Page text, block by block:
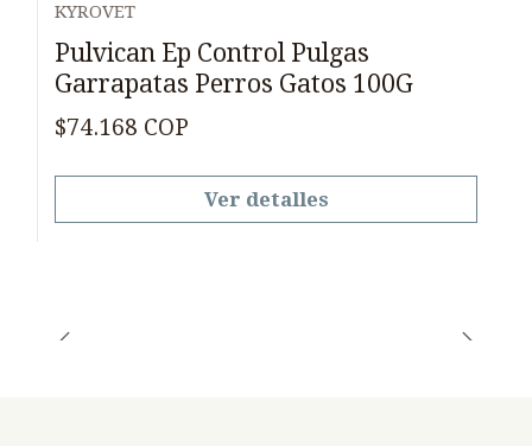
KYROVET
Pulvican Ep Control Pulgas
Garrapatas Perros Gatos 100G
$74.168 COP
Ver detalles